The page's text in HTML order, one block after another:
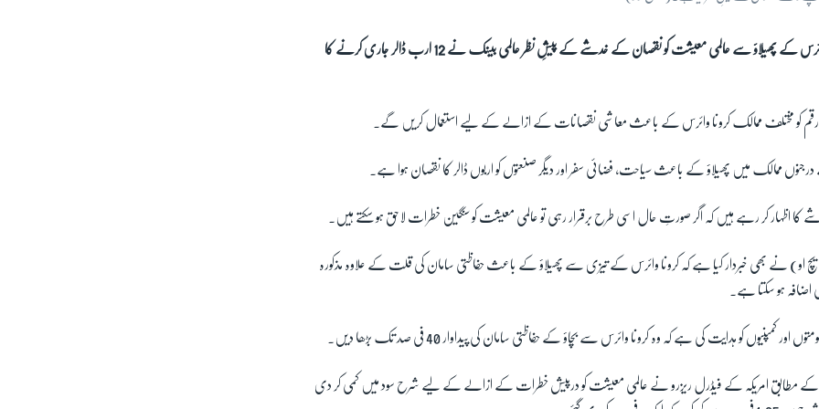
کرونا وائرس کے پھیلاؤ سے عالمی معیشت کو نقصان کے خدشے کے پیشِ نظر عالمی بینک نے 12 ارب ڈالر جاری کرنے کا
کو مختلف ممالک کرونا وائرس کے باعث معاشی نقصانات کے ازالے کے لیے استعمال کریں گے۔
ممالک میں پھیلاؤ کے باعث سیاحت، فضائی سفر اور دیگر صنعتوں کو اربوں ڈالر کا نقصان ہوا ہے۔
کا اظہار کر رہے ہیں کہ اگر صورتِ حال اسی طرح برقرار رہی تو عالمی معیشت کو سنگین خطرات لاحق ہو سکتے ہیں۔
ایچ او) نے بھی خبردار کیا ہے کہ کرونا وائرس کے تیزی سے پھیلاؤ کے باعث حفاظتی سامان کی قلت کے علاوہ مذکورہ
اضافہ ہو سکتا ہے۔
کمپنیوں کو ہدایت کی ہے کہ وہ کرونا وائرس سے بچاؤ کے حفاظتی سامان کی پیداوار 40 فی صد تک بڑھا دیں۔
کے مطابق امریکہ کے فیڈرل ریزرو نے عالمی معیشت کو درپیش خطرات کے ازالے کے لیے شرح سود میں کمی کر دی